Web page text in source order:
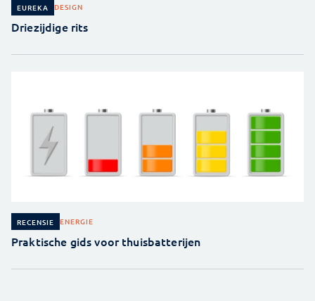
EUREKA DESIGN
Driezijdige rits
RECENSIE ENERGIE
Praktische gids voor thuisbatterijen